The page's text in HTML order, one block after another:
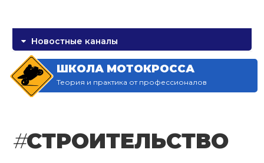
Новостные каналы
ШКОЛА МОТОКРОССА
Теория и практика от профессионалов
#СТРОИТЕЛЬСТВО